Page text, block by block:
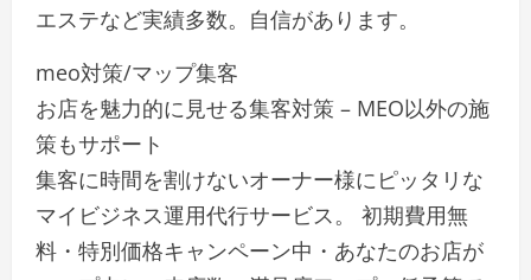
エステなど実績多数。自信があります。
meo対策/マップ集客
お店を魅力的に見せる集客対策 – MEO以外の施
策もサポート
集客に時間を割けないオーナー様にピッタリな
マイビジネス運用代行サービス。 初期費用無
料・特別価格キャンペーン中・あなたのお店が